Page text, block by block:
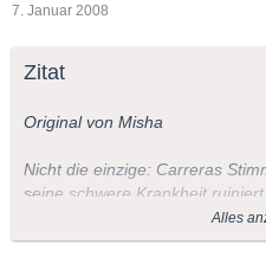
7. Januar 2008
Zitat
Original von Misha
Nicht die einzige: Carreras
seine schwere Krankheit
Übernahme von Partien und
überforderten; auch hier sehe
Alles